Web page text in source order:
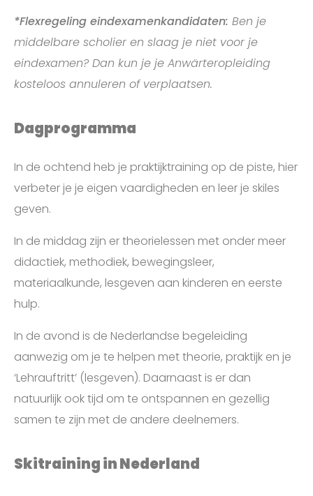
*Flexregeling eindexamenkandidaten: Ben je
middelbare scholier en slaag je niet voor je
eindexamen? Dan kun je je Anwärteropleiding
kosteloos annuleren of verplaatsen.
Dagprogramma
In de ochtend heb je praktijktraining op de piste, hier
verbeter je je eigen vaardigheden en leer je skiles
geven.
In de middag zijn er theorielessen met onder meer
didactiek, methodiek, bewegingsleer,
materiaalkunde, lesgeven aan kinderen en eerste
hulp.
In de avond is de Nederlandse begeleiding
aanwezig om je te helpen met theorie, praktijk en je
‘Lehrauftritt’ (lesgeven). Daarnaast is er dan
natuurlijk ook tijd om te ontspannen en gezellig
samen te zijn met de andere deelnemers.
Skitraining in Nederland